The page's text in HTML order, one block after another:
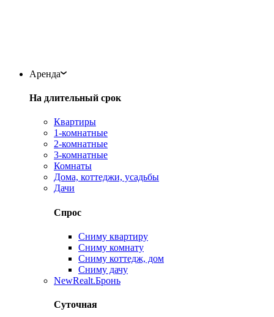
Аренда
На длительный срок
Квартиры
1-комнатные
2-комнатные
3-комнатные
Комнаты
Дома, коттеджи, усадьбы
Дачи
Спрос
Сниму квартиру
Сниму комнату
Сниму коттедж, дом
Сниму дачу
NewRealt.Бронь
Суточная